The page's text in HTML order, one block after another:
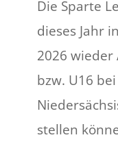
Die Sparte
dieses Jahr
2026 wieder
bzw. U16
stellen